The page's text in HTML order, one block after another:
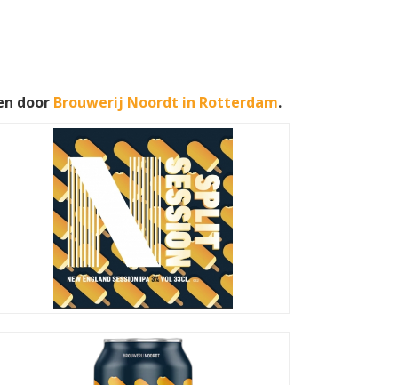
door Brouwerij Noordt in Rotterdam.